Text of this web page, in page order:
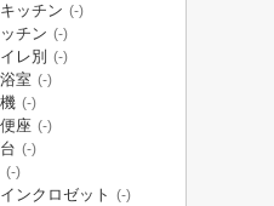
ッチン (-)
チン (-)
レ別 (-)
室 (-)
(-)
座 (-)
(-)
(-)
ンクロゼット (-)